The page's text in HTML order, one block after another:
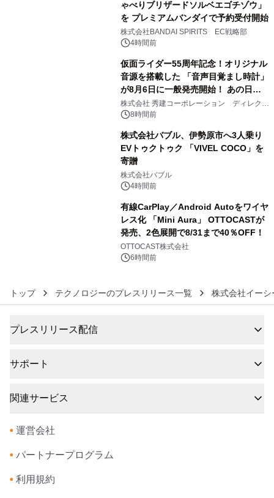
ゃべりブリザードソルベエゴチゾウ」
を プレミアムバンダイで予約受付開始
株式会社BANDAI SPIRITS EC戦略部
4時間前
仮面ライダー55周年記念！オリジナル
音源を搭載した 「音声目覚まし時計」
が8月6日に一般発売開始！ あの日の
大興奮が今甦る
株式会社 秀建コーポレーション ディレクト
アートギャラリー
8時間前
株式会社バブル、伊勢原市へ3人乗り
EVトゥクトゥク 「VIVEL COCO」を
寄贈
株式会社バブル
4時間前
有線CarPlay／Android Autoをワイヤ
レス化 「Mini Aura」 OTTOCASTが
発売、2色展開で8/31まで40％OFF！
OTTOCAST株式会社
6時間前
トップ テクノロジーのプレスリリース一覧 株式会社イーシ
プレスリリース配信
サポート
関連サービス
• 運営会社
• パートナープログラム
• 利用規約